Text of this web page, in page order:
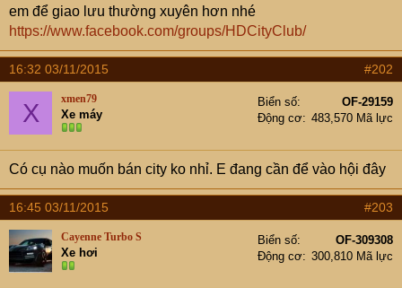
em để giao lưu thường xuyên hơn nhé
https://www.facebook.com/groups/HDCityClub/
16:32 03/11/2015 #202
X xmen79
Xe máy
Biển số
OF-29159
Động cơ
483,570 Mã lực
Có cụ nào muốn bán city ko nhỉ. E đang cần để vào hội đây
16:45 03/11/2015 #203
Cayenne Turbo S
Xe hơi
Biển số
OF-309308
Động cơ
300,810 Mã lực